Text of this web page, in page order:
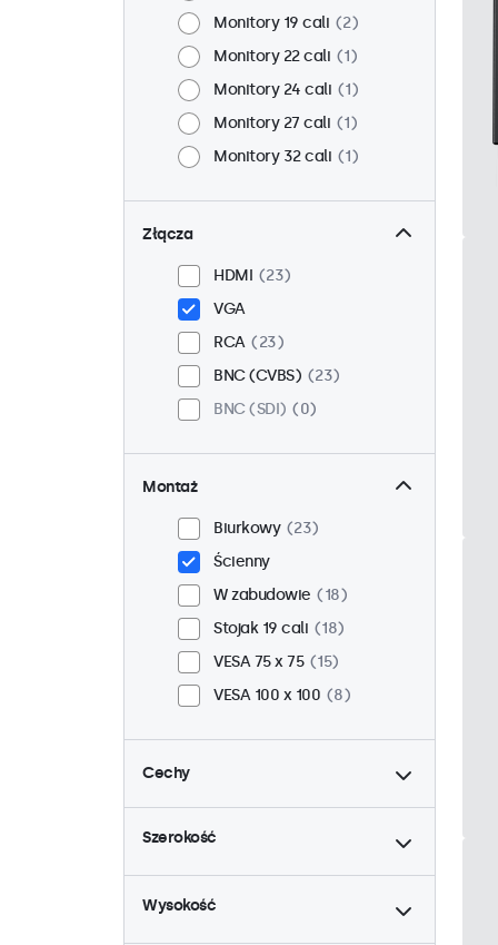
Monitory 19 cali
2
Monitory 22 cali
1
Monitory 24 cali
1
Monitory 27 cali
1
Monitory 32 cali
1
Złącza
HDMI
23
VGA
RCA
23
BNC (CVBS)
23
BNC (SDI)
0
Montaż
Biurkowy
23
Ścienny
W zabudowie
18
Stojak 19 cali
18
VESA 75 x 75
15
VESA 100 x 100
8
Cechy
4:3 / 5:4
6
9-36 woltów
Ściemnianie
23
Odtwarzacz multimedialny
Szerokość
Wysokość